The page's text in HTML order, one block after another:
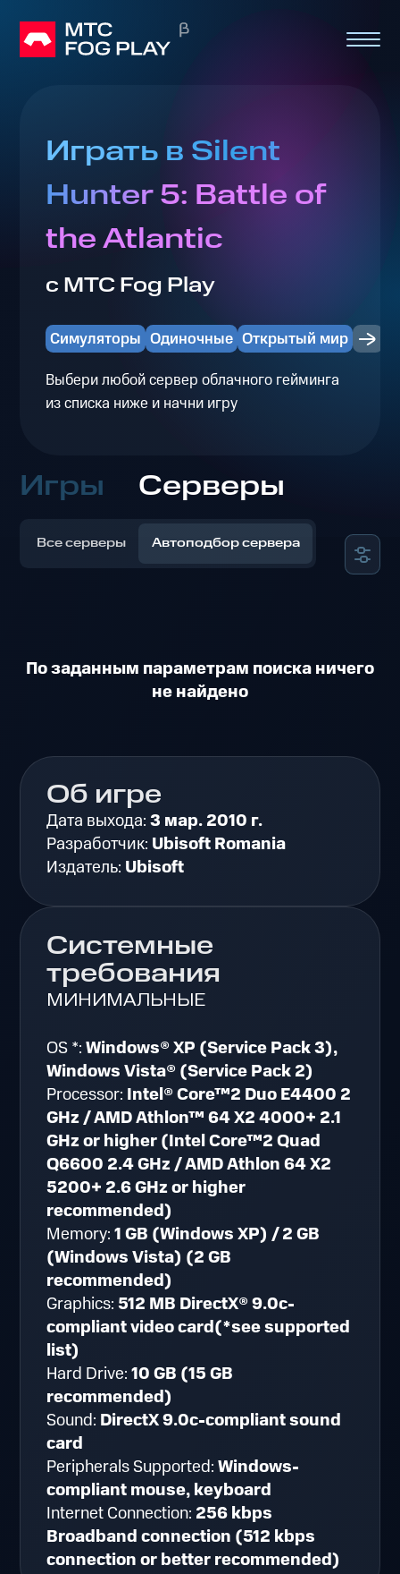
Играть в Silent
Hunter 5: Battle of
the Atlantic
с МТС Fog Play
Симуляторы Одиночные Открытый мир
Выбери любой сервер облачного гейминга
из списка ниже и начни игру
Игры Серверы
Все серверы Автоподбор сервера
По заданным параметрам поиска ничего
не найдено
Об игре
Дата выхода:3 мар. 2010 г.
Разработчик: Ubisoft Romania
Издатель: Ubisoft
Системные
требования
МИНИМАЛЬНЫЕ
OS *:Windows® XP (Service Pack 3),
Windows Vista® (Service Pack 2)
Processor: Intel® Core™2 Duo E4400 2
GHz / AMD Athlon™ 64 X2 4000+ 2.1
GHz or higher (Intel Core™2 Quad
Q6600 2.4 GHz / AMD Athlon 64 X2
5200+ 2.6 GHz or higher
recommended)
Memory:1 GB (Windows XP) / 2 GB
(Windows Vista) (2 GB
recommended)
Graphics:512 MB DirectX® 9.0c-
compliant video card(*see supported
list)
Hard Drive:10 GB (15 GB
recommended)
Sound: DirectX 9.0c-compliant sound
card
Peripherals Supported:Windows-
compliant mouse, keyboard
Internet Connection: 256 kbps
Broadband connection (512 kbps
connection or better recommended)